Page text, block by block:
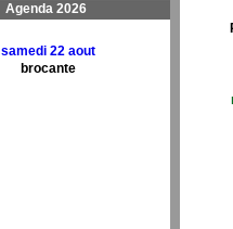
Agenda 2026
samedi 22 aout
brocante